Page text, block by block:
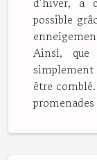
possible
Ainsi,
simplement
être
promenades